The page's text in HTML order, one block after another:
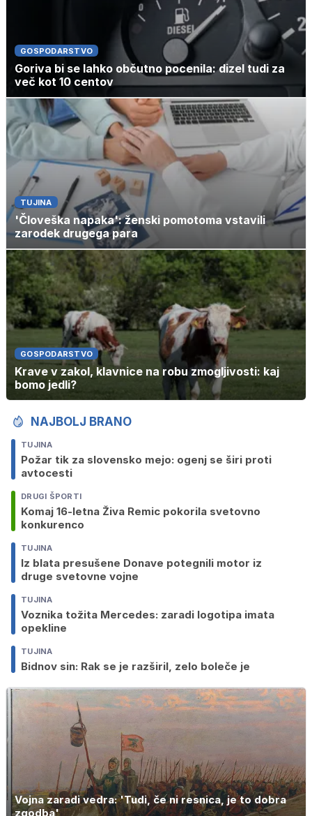
GOSPODARSTVO
Goriva bi se lahko občutno pocenila: dizel tudi za
več kot 10 centov
TUJINA
'Človeška napaka': ženski pomotoma vstavili
zarodek drugega para
GOSPODARSTVO
Krave v zakol, klavnice na robu zmogljivosti: kaj
bomo jedli?
NAJBOLJ BRANO
TUJINA
Požar tik za slovensko mejo: ogenj se širi proti
avtocesti
DRUGI ŠPORTI
Komaj 16-letna Živa Remic pokorila svetovno
konkurenco
TUJINA
Iz blata presušene Donave potegnili motor iz
druge svetovne vojne
TUJINA
Voznika tožita Mercedes: zaradi logotipa imata
opekline
TUJINA
Bidnov sin: Rak se je razširil, zelo boleče je
Vojna zaradi vedra: 'Tudi, če ni resnica, je to dobra
zgodba'